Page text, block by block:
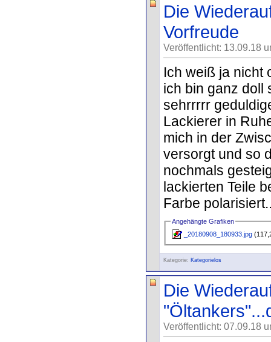
Die
Vorfreude
Veröffentlicht: 13.09.18
Ich weiß ja nicht
ich bin ganz doll
sehrrrrr
Lackierer in
mich in der
versorgt und so
nochmals
lackierten Teile
Farbe
Angehängte Grafiken
_20180908_180933.jpg
Kategorie: Kategorielos
Die
Veröffentlicht: 07.09.18